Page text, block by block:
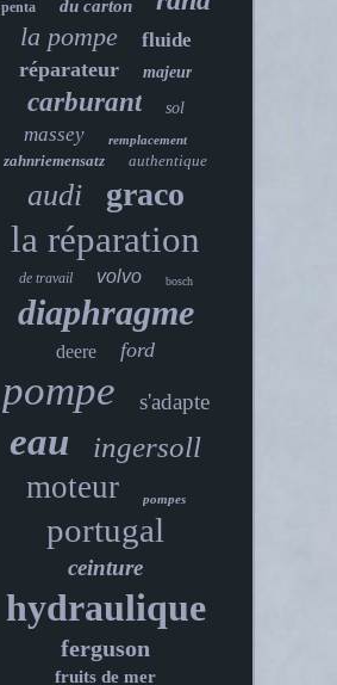
penta du carton
la pompe fluide
réparateur majeur
carburant sol
massey remplacement
zahnriemensatz authentique
audi graco
la réparation
de travail volvo bosch
diaphragme
deere ford
pompe s'adapte
eau ingersoll
moteur pompes
portugal
ceinture
hydraulique
ferguson
fruits de mer